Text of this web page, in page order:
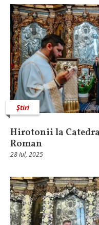
Știri
Hirotonii la
Roman
28 Iul, 2025